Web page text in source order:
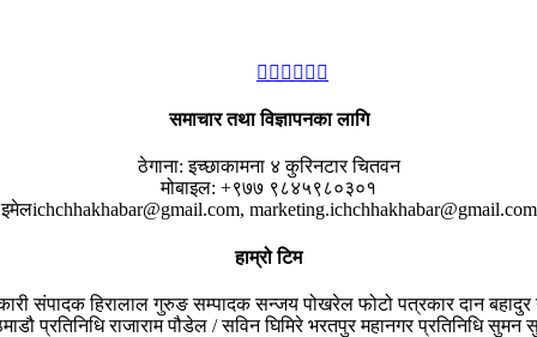
समाचार तथा विज्ञापनका लागि
ठेगाना: इच्छाकामना ४ कुरिनटार चितवन
मोबाइल: +९७७ ९८४५९८०३०१
इमेलichchhakhabar@gmail.com, marketing.ichchhakhabar@gmail.com
हाम्रो टिम
संपादकहिरालाल गुरुङसम्पादकसन्जय पोखरेलफोटो पत्रकारदान
प्रतिनिधिराजाराम पौडेल / सविन घिमिरेभरतपुर महानगर प्रतिनिधिसुमन